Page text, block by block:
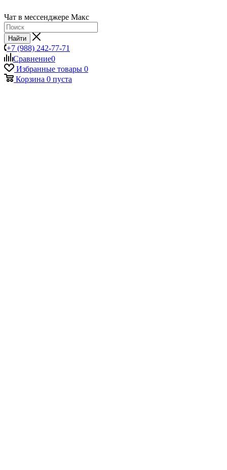
Чат в мессенджере Макс
Найти
+7 (988) 242-77-71
Сравнение0
Избранные товары 0
Корзина 0 пуста